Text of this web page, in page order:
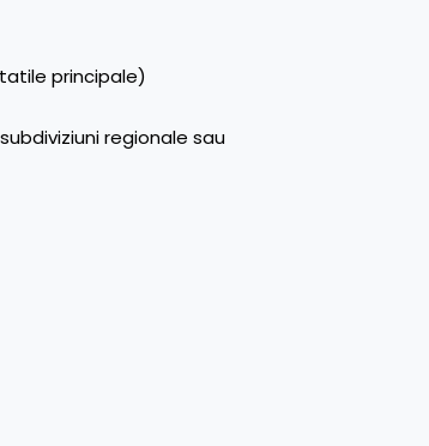
principale)
regionale sau